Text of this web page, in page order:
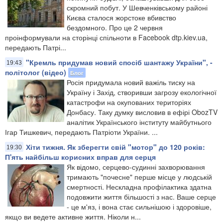
скромний побут. У Шевченківському районі
Києва сталося жорстоке вбивство
бездомного. Про це 2 червня
проінформували на сторінці спільноти в Facebook dtp.kiev.ua,
передають Патрі...
19:43
"Кремль придумав новий спосіб шантажу України", -
політолог (відео)
Блог
Росія придумала новий важіль тиску на
Україну і Захід, створивши загрозу екологічної
катастрофи на окупованих територіях
Донбасу. Таку думку висловив в ефірі ObozTV
аналітик Українського інституту майбутнього
Ігар Тишкевич, передають Патріоти України. ...
19:30 Хіти тижня. Як зберегти свій "мотор" до 120 років:
П'ять найбільш корисних вправ для серця
Як відомо, серцево-судинні захворювання
тримають "почесне" перше місце у людській
смертності. Нескладна профілактика здатна
подовжити життя більшості з нас. Ваше серце
- це м'яз, і вона стає сильнішою і здоровіше,
якщо ви ведете активне життя. Ніколи н...